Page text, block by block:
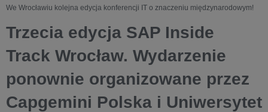
We Wrocławiu kolejna edycja konferencji IT o znaczeniu międzynarodowym!
Trzecia edycja SAP Inside
Track Wrocław. Wydarzenie
ponownie organizowane przez
Capgemini Polska i Uniwersytet